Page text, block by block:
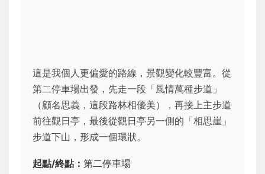
這是我個人更偏愛的路線，景觀變化較豐富。從
第二停車場出發，先走一段「風情萬種步道」
（顧名思義，這段路林相優美），再接上主步道
前往觀日亭，最後從觀日亭另一側的「相思崖」
步道下山，形成一個環狀。
起點/終點： 第二停車場